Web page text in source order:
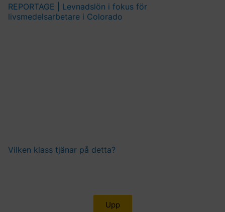
REPORTAGE | Levnadslön i fokus för
livsmedelsarbetare i Colorado
Vilken klass tjänar på detta?
Upp